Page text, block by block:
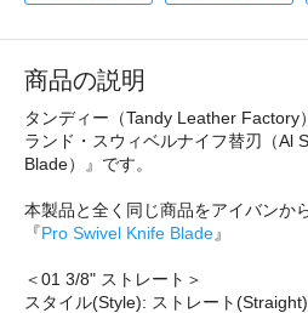
商品の説明
タンディー（Tandy Leather Factory
ランド・スウィベルナイフ替刃（Al
Blade）』です。
本製品と全く同じ商品をアイバンか
『Pro Swivel Knife Blade』
＜01 3/8" ストレート＞
スタイル(Style): ストレート